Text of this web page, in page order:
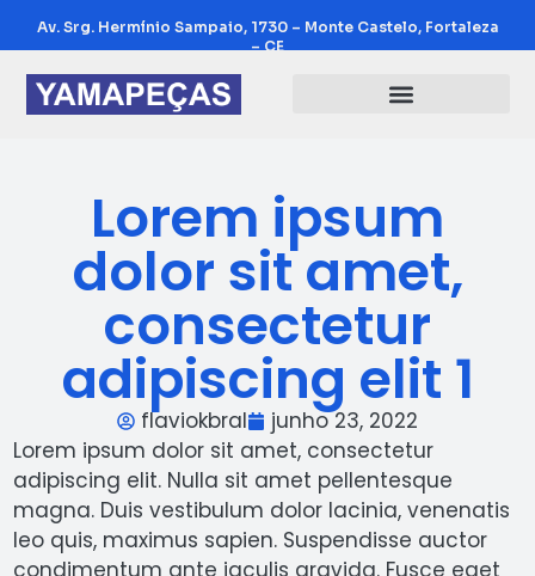
Av. Srg. Hermínio Sampaio, 1730 – Monte Castelo, Fortaleza
– CE
Lorem ipsum
dolor sit amet,
consectetur
adipiscing elit 1
flaviokbral
junho 23, 2022
Lorem ipsum dolor sit amet, consectetur
adipiscing elit. Nulla sit amet pellentesque
magna. Duis vestibulum dolor lacinia, venenatis
leo quis, maximus sapien. Suspendisse auctor
condimentum ante iaculis gravida. Fusce eget